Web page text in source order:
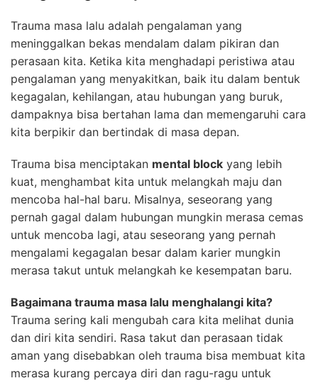
Trauma masa lalu adalah pengalaman yang
meninggalkan bekas mendalam dalam pikiran dan
perasaan kita. Ketika kita menghadapi peristiwa atau
pengalaman yang menyakitkan, baik itu dalam bentuk
kegagalan, kehilangan, atau hubungan yang buruk,
dampaknya bisa bertahan lama dan memengaruhi cara
kita berpikir dan bertindak di masa depan.
Trauma bisa menciptakan mental block yang lebih
kuat, menghambat kita untuk melangkah maju dan
mencoba hal-hal baru. Misalnya, seseorang yang
pernah gagal dalam hubungan mungkin merasa cemas
untuk mencoba lagi, atau seseorang yang pernah
mengalami kegagalan besar dalam karier mungkin
merasa takut untuk melangkah ke kesempatan baru.
Bagaimana trauma masa lalu menghalangi kita?
Trauma sering kali mengubah cara kita melihat dunia
dan diri kita sendiri. Rasa takut dan perasaan tidak
aman yang disebabkan oleh trauma bisa membuat kita
merasa kurang percaya diri dan ragu-ragu untuk